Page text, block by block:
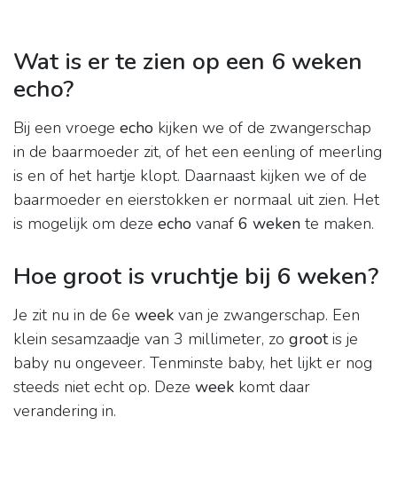
Wat is er te zien op een 6 weken
echo?
Bij een vroege echo kijken we of de zwangerschap
in de baarmoeder zit, of het een eenling of meerling
is en of het hartje klopt. Daarnaast kijken we of de
baarmoeder en eierstokken er normaal uit zien. Het
is mogelijk om deze echo vanaf 6 weken te maken.
Hoe groot is vruchtje bij 6 weken?
Je zit nu in de 6e week van je zwangerschap. Een
klein sesamzaadje van 3 millimeter, zo grootis je
baby nu ongeveer. Tenminste baby, het lijkt er nog
steeds niet echt op. Deze week komt daar
verandering in.